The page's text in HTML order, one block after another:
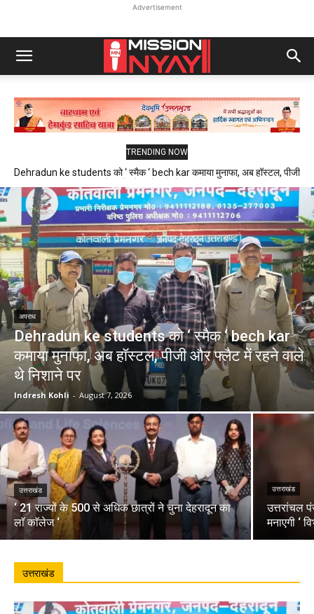
Advertisement
TRENDING NOW
Dehradun ke students को ‘ स्मैक ‘ bech kar कमाया मुनाफा, अब हॉस्टल, पीजी
अपराध
Dehradun ke students को ‘ स्मैक ‘ bech kar
कमाया मुनाफा, अब हॉस्टल, पीजी और फ्लैट में रहने वाले
थे निशाने पर
Indresh Kohli - August 7, 2026
उत्तराखंड
‘ 21 राज्यों के 500 से अधिक छात्रों ने चुना देहरादून का
लाॅ काॅलेज ‘
उत्तराखंड
उत्तरांचल
मनाएगी ‘
उत्तराखंड